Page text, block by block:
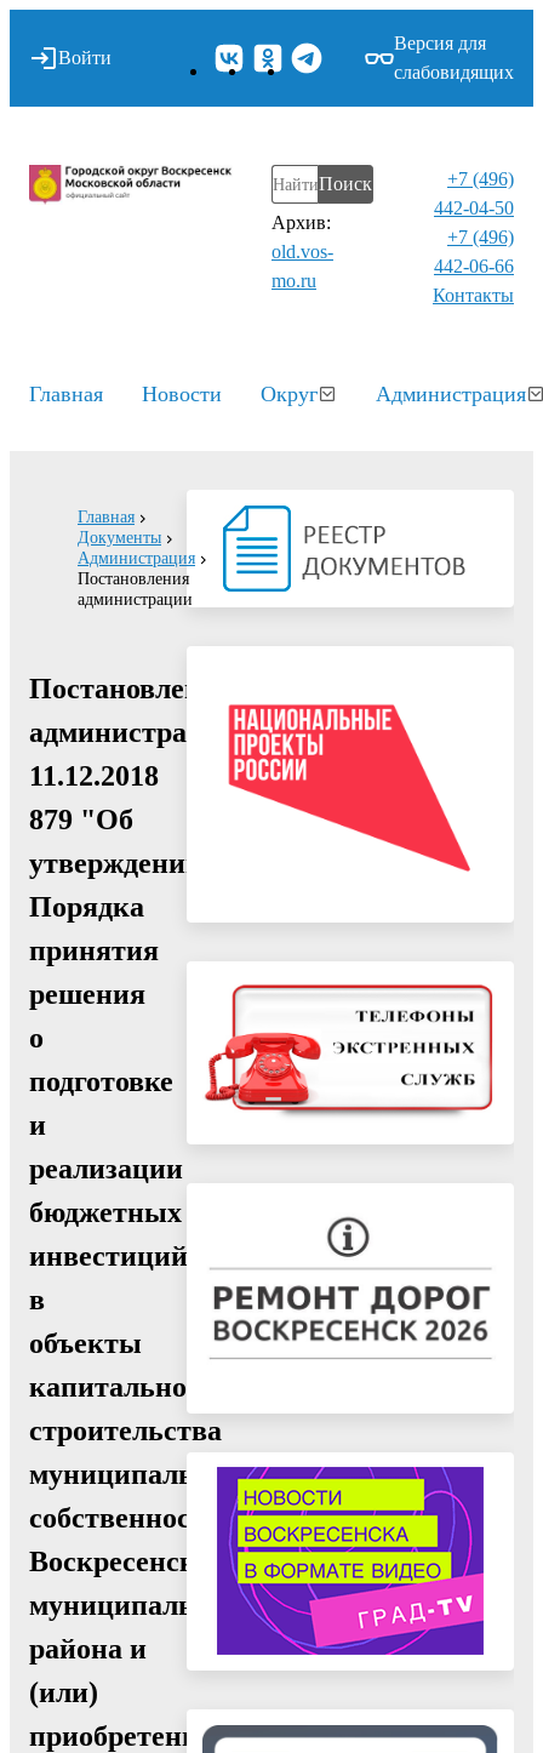
Войти
Версия для
слабовидящих
Поиск
Архив:
old.vos-
mo.ru
+7 (496)
442-04-50
+7 (496)
442-06-66
Контакты⁠
Главная Новости Округ Администрация
Главная
Документы
Администрация
Постановления
администрации
Постановление
администрации
11.12.2018
879 "Об
утверждении
Порядка
принятия
решения
о
подготовке
и
реализации
бюджетных
инвестиций
в
объекты
капитального
строительства
муниципальной
собственности
Воскресенского
муниципального
района и
(или)
приобретение